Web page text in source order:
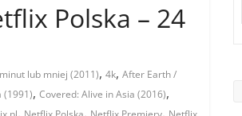
Polska – 24
lub mniej (2011), 4k, After Earth /
(1991), Covered: Alive in Asia (2016),